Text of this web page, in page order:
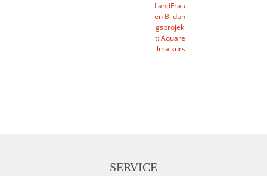
LandFrau
en Bildun
gsprojek
t: Aquare
llmalkurs
SERVICE